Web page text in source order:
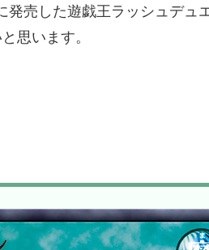
発売した遊戯王ラッシュデュ
思います。